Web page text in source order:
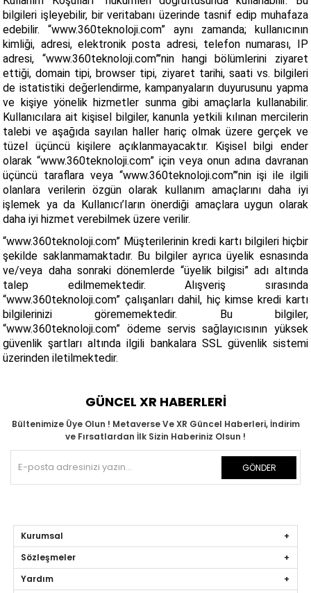
bilgileri işleyebilir, bir veritabanı üzerinde tasnif edip muhafaza
edebilir. “www.360teknoloji.com” aynı zamanda; kullanıcının
kimliği, adresi, elektronik posta adresi, telefon numarası, IP
adresi, “www.360teknoloji.com”’nin hangi bölümlerini ziyaret
ettiği, domain tipi, browser tipi, ziyaret tarihi, saati vs. bilgileri
de istatistiki değerlendirme, kampanyaların duyurusunu yapma
ve kişiye yönelik hizmetler sunma gibi amaçlarla kullanabilir.
Kullanıcılara ait kişisel bilgiler, kanunla yetkili kılınan mercilerin
talebi ve aşağıda sayılan haller hariç olmak üzere gerçek ve
tüzel üçüncü kişilere açıklanmayacaktır. Kişisel bilgi ender
olarak “www.360teknoloji.com” için veya onun adına davranan
üçüncü taraflara veya “www.360teknoloji.com”’nin işi ile ilgili
olanlara verilerin özgün olarak kullanım amaçlarını daha iyi
işlemek ya da Kullanıcı’Iarın önerdiği amaçlara uygun olarak
daha iyi hizmet verebilmek üzere verilir.
“www.360teknoloji.com” Müşterilerinin kredi kartı bilgileri hiçbir
şekilde saklanmamaktadır. Bu bilgiler ayrıca üyelik esnasında
ve/veya daha sonraki dönemlerde “üyelik bilgisi” adı altında
talep edilmemektedir. Alışveriş sırasında
“www.360teknoloji.com” çalışanları dahil, hiç kimse kredi kartı
bilgilerinizi görememektedir. Bu bilgiler,
“www.360teknoloji.com” ödeme servis sağlayıcısının yüksek
güvenlik şartları altında ilgili bankalara SSL güvenlik sistemi
üzerinden iletilmektedir.
GÜNCEL XR HABERLERİ
Bültenimize Üye Olun ! Metaverse Ve XR Güncel Haberleri, İndirim
ve Fırsatlardan İlk Sizin Haberiniz Olsun !
GÖNDER
Kurumsal
Sözleşmeler
Yardım